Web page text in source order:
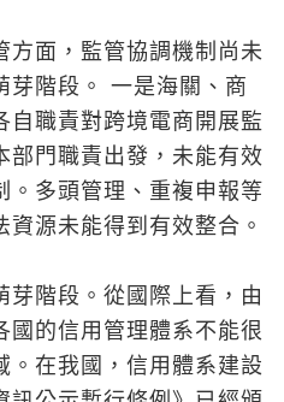
方面，監管協調機制尚未
芽階段。 一是海關、商
自職責對跨境電商開展監
部門職責出發，未能有效
。多頭管理、重複申報等
源未能得到有效整合。
芽階段。從國際上看，由
國的信用管理體系不能很
。在我國，信用體系建設